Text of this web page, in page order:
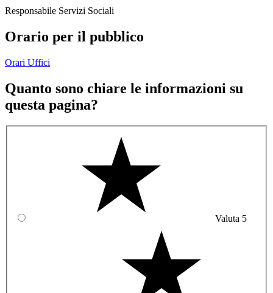
Responsabile Servizi Sociali
Orario per il pubblico
Orari Uffici
Quanto sono chiare le informazioni su
questa pagina?
Valuta 5